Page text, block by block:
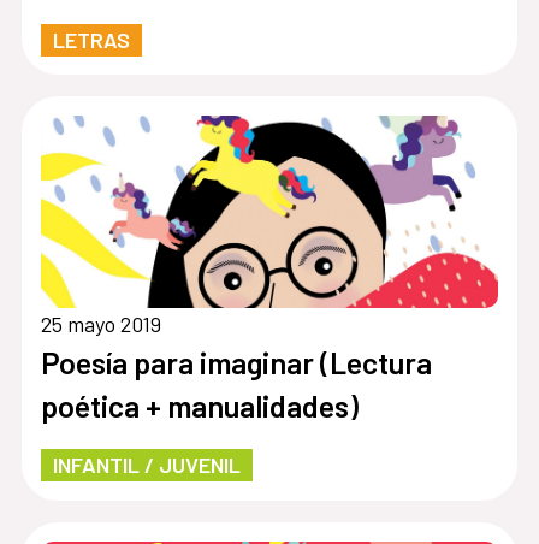
LETRAS
25 mayo 2019
Poesía para imaginar (Lectura
poética + manualidades)
INFANTIL / JUVENIL